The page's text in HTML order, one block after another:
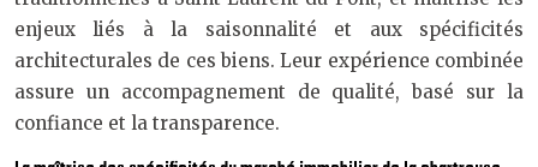
enjeux liés à la saisonnalité et aux spécificités
architecturales de ces biens. Leur expérience combinée
assure un accompagnement de qualité, basé sur la
confiance et la transparence.